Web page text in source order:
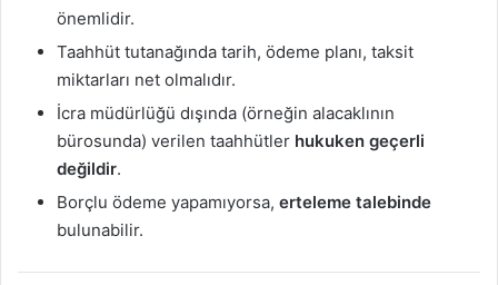
önemlidir.
Taahhüt tutanağında tarih, ödeme planı, taksit
miktarları net olmalıdır.
İcra müdürlüğü dışında (örneğin alacaklının
bürosunda) verilen taahhütler hukuken geçerli
değildir.
Borçlu ödeme yapamıyorsa, erteleme talebinde
bulunabilir.